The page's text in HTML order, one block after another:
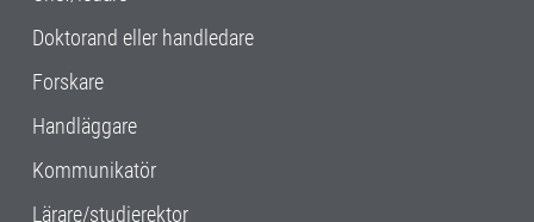
Doktorand eller handledare
Forskare
Handläggare
Kommunikatör
Lärare/studierektor